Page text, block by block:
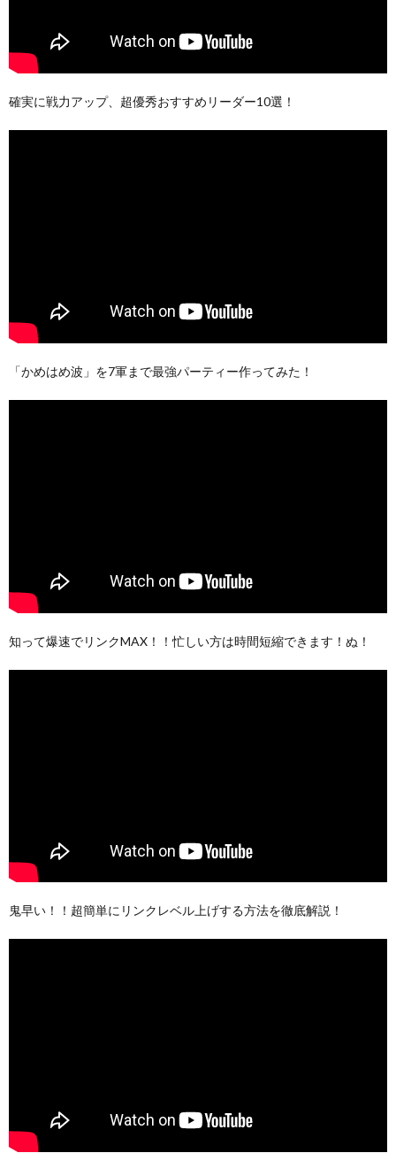
確実に戦力アップ、超優秀おすすめリーダー10選！
「かめはめ波」を7軍まで最強パーティー作ってみた！
知って爆速でリンクMAX！！忙しい方は時間短縮できます！ぬ！
鬼早い！！超簡単にリンクレベル上げする方法を徹底解説！